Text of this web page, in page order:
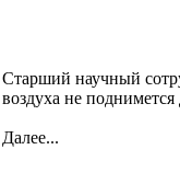
Старший научный
воздуха не
Далее...